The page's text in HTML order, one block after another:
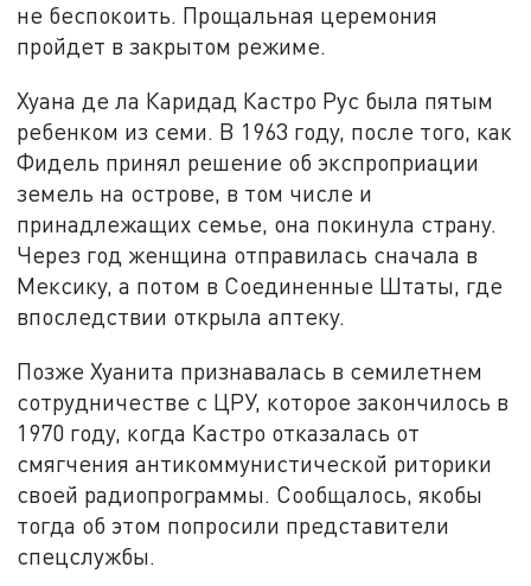
не беспокоить. Прощальная церемония
пройдет в закрытом режиме.
Хуана де ла Каридад Кастро Рус была пятым
ребенком из семи. В 1963 году, после того, как
Фидель принял решение об экспроприации
земель на острове, в том числе и
принадлежащих семье, она покинула страну.
Через год женщина отправилась сначала в
Мексику, а потом в Соединенные Штаты, где
впоследствии открыла аптеку.
Позже Хуанита признавалась в семилетнем
сотрудничестве с ЦРУ, которое закончилось в
1970 году, когда Кастро отказалась от
смягчения антикоммунистической риторики
своей радиопрограммы. Сообщалось, якобы
тогда об этом попросили представители
спецслужбы.